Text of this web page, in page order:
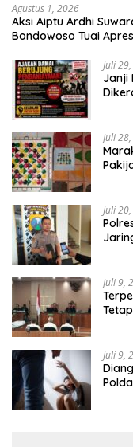
Agustus 1, 2026
Aksi Aiptu Ardhi
Bondowoso Tuai
Juli
Janji
Juli
Juli
Juli 9,
Juli 9,